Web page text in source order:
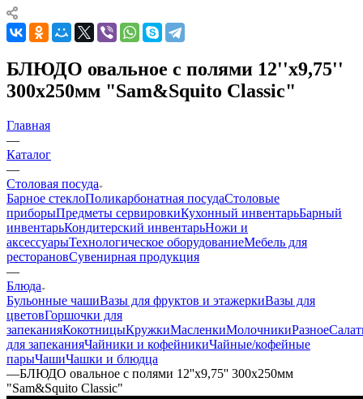
БЛЮДО овальное с полями 12''х9,75''
300х250мм "Sam&Squito Classic"
Главная
—
Каталог
—
Столовая посуда
Барное стеклоПоликарбонатная посудаСтоловые
приборыПредметы сервировкиКухонный инвентарьБарный
инвентарьКондитерский инвентарьНожи и
аксессуарыТехнологическое оборудованиеМебель для
ресторановСувенирная продукция
—
Блюда
Бульонные чашиВазы для фруктов и этажеркиВазы для
цветовГоршочки для
запеканияКокотницыКружкиМасленкиМолочникиРазное
для запеканияЧайники и кофейникиЧайные/кофейные
парыЧашиЧашки и блюдца
—БЛЮДО овальное с полями 12''х9,75'' 300х250мм
"Sam&Squito Classic"